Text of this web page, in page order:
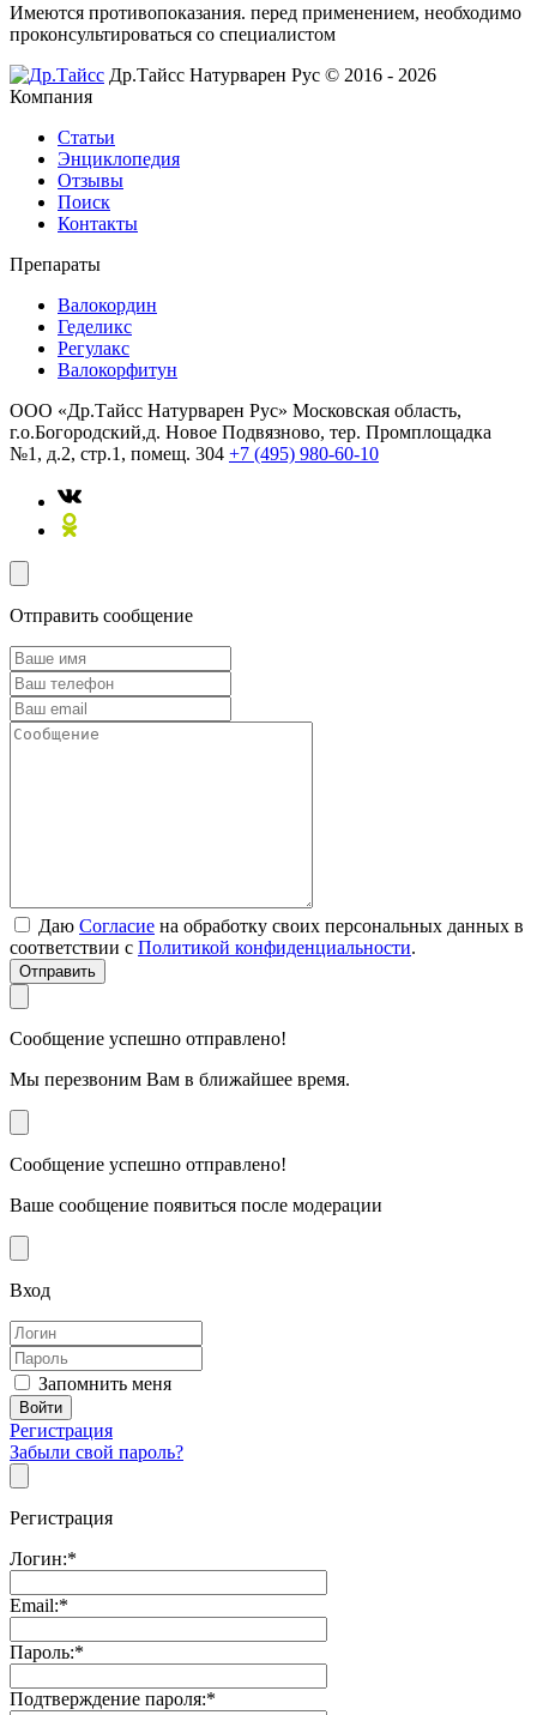
Имеются противопоказания. перед применением, необходимо
проконсультироваться со специалистом
Др.Тайсс Натурварен Рус © 2016 - 2026
Компания
Статьи
Энциклопедия
Отзывы
Поиск
Контакты
Препараты
Валокордин
Геделикс
Регулакс
Валокорфитун
ООО «Др.Тайсс Натурварен Рус» Московская область,
г.о.Богородский,д. Новое Подвязново, тер. Промплощадка
№1, д.2, стр.1, помещ. 304 +7 (495) 980-60-10
Отправить сообщение
Даю Согласие на обработку своих персональных данных в
соответствии с Политикой конфиденциальности.
Отправить
Сообщение успешно отправлено!
Мы перезвоним Вам в ближайшее время.
Сообщение успешно отправлено!
Ваше сообщение появиться после модерации
Вход
Запомнить меня
Регистрация
Забыли свой пароль?
Регистрация
Логин:*
Email:*
Пароль:*
Подтверждение пароля:*